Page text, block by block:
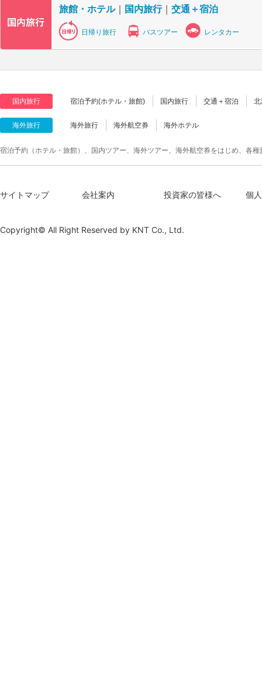
旅館・ホテル｜ 国内旅行｜ 交通＋宿泊
日帰り旅行 バスツアー レンタカー
国内旅行 宿泊予約(ホテル・旅館) 国内旅行 交通＋宿泊
海外旅行 海外旅行 海外航空券 海外ホテル
宿泊予約（ホテル・旅館）、国内ツアー、海外ツアー、海外航空券をはじめ、各
サイトマップ 会社案内 投資家の皆様へ 個
Copyright© All Right Reserved by KNT Co., Ltd.